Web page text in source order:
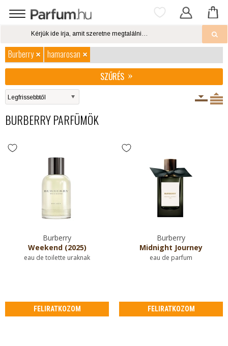
Burberry
hamarosan
SZŰRÉS
BURBERRY PARFÜMÖK
Burberry
Weekend (2025)
eau de toilette uraknak
FELIRATKOZOM
Burberry
Midnight Journey
eau de parfum
FELIRATKOZOM